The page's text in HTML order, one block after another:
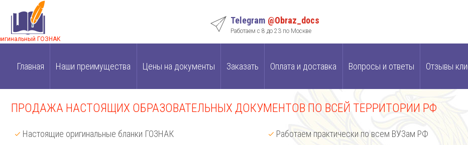
ГОЗНАК
Telegram @Obraz_docs
Работаем с 8 до 23 по Москве
Главная Наши преимущества Цены на документы Заказать Оплата и доставка Вопросы и ответы Отзывы
ПРОДАЖА НАСТОЯЩИХ ОБРАЗОВАТЕЛЬНЫХ ДОКУМЕНТОВ ПО ВСЕЙ ТЕРРИТОРИИ РФ
Настоящие оригинальные бланки ГОЗНАК
Работаем практически по всем ВУЗам РФ